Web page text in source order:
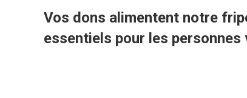
Vos dons alimentent notre
essentiels pour les personnes